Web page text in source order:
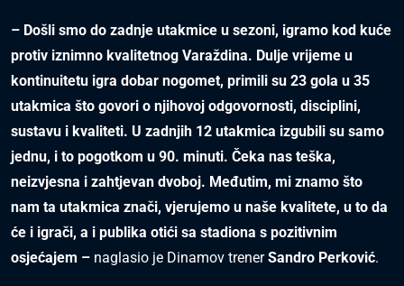
– Došli smo do zadnje utakmice u sezoni, igramo kod kuće
protiv iznimno kvalitetnog Varaždina. Dulje vrijeme u
kontinuitetu igra dobar nogomet, primili su 23 gola u 35
utakmica što govori o njihovoj odgovornosti, disciplini,
sustavu i kvaliteti. U zadnjih 12 utakmica izgubili su samo
jednu, i to pogotkom u 90. minuti. Čeka nas teška,
neizvjesna i zahtjevan dvoboj. Međutim, mi znamo što
nam ta utakmica znači, vjerujemo u naše kvalitete, u to da
će i igrači, a i publika otići sa stadiona s pozitivnim
osjećajem – naglasio je Dinamov trenerSandro Perković.